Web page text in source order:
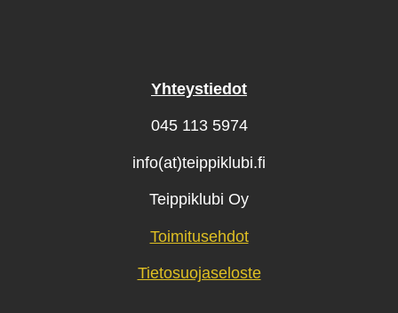
Yhteystiedot
045 113 5974
info(at)teippiklubi.fi
Teippiklubi Oy
Toimitusehdot
Tietosuojaseloste